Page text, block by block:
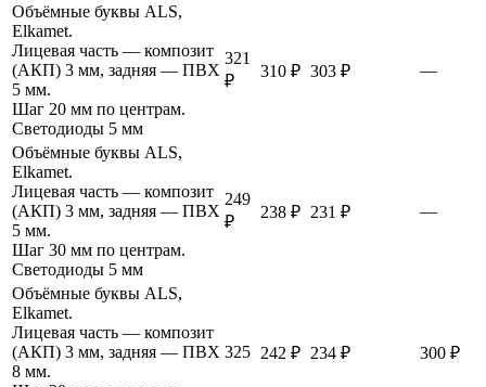
Объёмные буквы ALS,
Elkamet.
Лицевая часть — композит
(АКП) 3 мм, задняя — ПВХ
5 мм.
Шаг 20 мм по центрам.
Светодиоды 5 мм
321
₽
310 ₽ 303 ₽ —
Объёмные буквы ALS,
Elkamet.
Лицевая часть — композит
(АКП) 3 мм, задняя — ПВХ
5 мм.
Шаг 30 мм по центрам.
Светодиоды 5 мм
249
₽
238 ₽ 231 ₽ —
Объёмные буквы ALS,
Elkamet.
Лицевая часть — композит
(АКП) 3 мм, задняя — ПВХ
8 мм.
325 242 ₽ 234 ₽ 300 ₽